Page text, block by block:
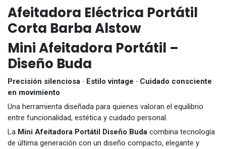
Afeitadora Eléctrica Portátil
Corta Barba Alstow
Mini Afeitadora Portátil –
Diseño Buda
Precisión silenciosa · Estilo vintage · Cuidado consciente
en movimiento
Una herramienta diseñada para quienes valoran el equilibrio
entre funcionalidad, estética y cuidado personal.
La Mini Afeitadora Portátil Diseño Buda combina tecnología
de última generación con un diseño compacto, elegante y